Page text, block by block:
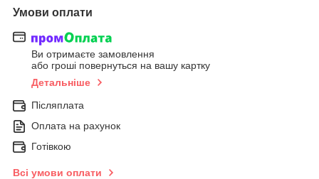
Умови оплати
Ви отримаєте замовлення
або гроші повернуться на вашу картку
Детальніше
Післяплата
Оплата на рахунок
Готівкою
Всі умови оплати